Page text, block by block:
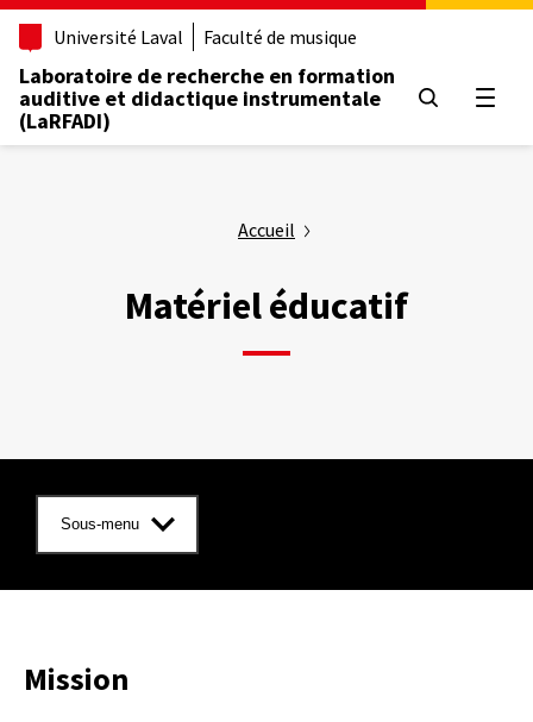
Aller
contenu
principal
Université Laval Faculté de musique
Laboratoire de recherche en formation
auditive et didactique instrumentale
(LaRFADI)
Accueil
Matériel éducatif
Sous-menu
Mission